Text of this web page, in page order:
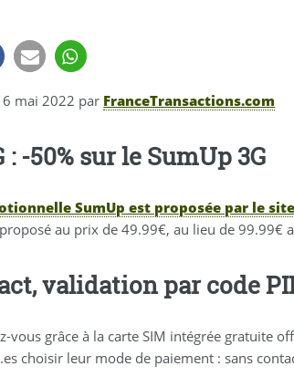
mai 2022 par FranceTransactions.com
: -50% sur le SumUp 3G
SumUp est proposée par le
au prix de 49.99€, au lieu de 99.99€
validation par code
vous grâce à la carte SIM intégrée gratuite
choisir leur mode de paiement : sans